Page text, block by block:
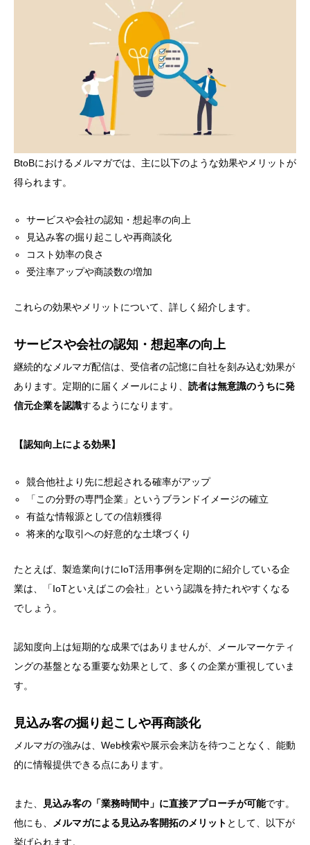
BtoBにおけるメルマガでは、主に以下のような効果やメリットが
得られます。
サービスや会社の認知・想起率の向上
見込み客の掘り起こしや再商談化
コスト効率の良さ
受注率アップや商談数の増加
これらの効果やメリットについて、詳しく紹介します。
サービスや会社の認知・想起率の向上
継続的なメルマガ配信は、受信者の記憶に自社を刻み込む効果が
あります。定期的に届くメールにより、 読者は無意識のうちに発
信元企業を認識するようになります。
【認知向上による効果】
競合他社より先に想起される確率がアップ
「この分野の専門企業」というブランドイメージの確立
有益な情報源としての信頼獲得
将来的な取引への好意的な土壌づくり
たとえば、製造業向けにIoT活用事例を定期的に紹介している企
業は、「IoTといえばこの会社」という認識を持たれやすくなる
でしょう。
認知度向上は短期的な成果ではありませんが、メールマーケティ
ングの基盤となる重要な効果として、多くの企業が重視していま
す。
見込み客の掘り起こしや再商談化
メルマガの強みは、Web検索や展示会来訪を待つことなく、能動
的に情報提供できる点にあります。
また、 見込み客の「業務時間中」に直接アプローチが可能です。
他にも、
メルマガによる見込み客開拓のメリット として、以下が
挙げられます。